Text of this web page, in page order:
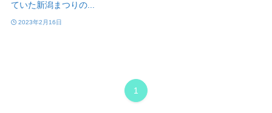
ていた新潟まつりの...
2023年2月16日
1